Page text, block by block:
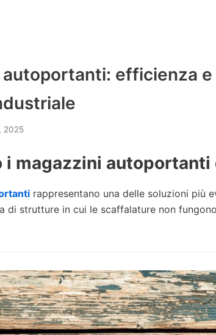
efficienza
2025
i magazzini
rappresentano una delle soluzioni più
di strutture in cui le scaffalature non